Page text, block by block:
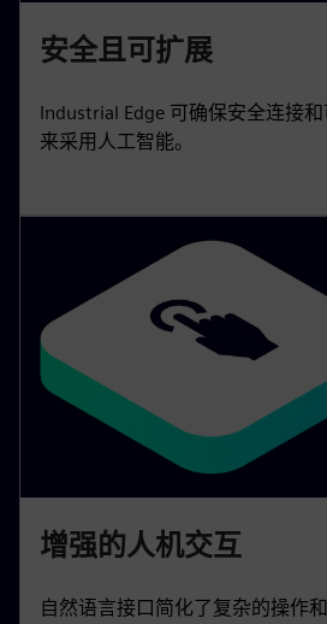
安全且可扩展
Industrial Edge 可确保安全连接
来采用人工智能。
增强的人机交互
自然语言接口简化了复杂的操作和